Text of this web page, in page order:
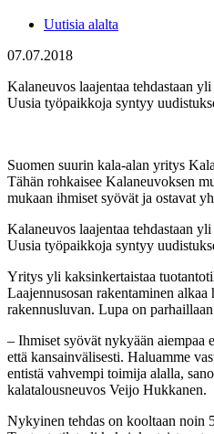
Uutisia alalta
07.07.2018
Kalaneuvos laajentaa tehdastaan
Uusia työpaikkoja syntyy
Suomen suurin kala-alan yritys
Tähän rohkaisee Kalaneuvoksen
mukaan ihmiset syövät ja ostavat
Kalaneuvos laajentaa tehdastaan
Uusia työpaikkoja syntyy
Yritys yli kaksinkertaistaa
Laajennusosan rakentaminen alkaa
rakennusluvan. Lupa on
– Ihmiset syövät nykyään aiempaa
että kansainvälisesti. Haluamme
entistä vahvempi toimija alalla,
kalatalousneuvos Veijo Hukkanen.
Nykyinen tehdas on kooltaan noin